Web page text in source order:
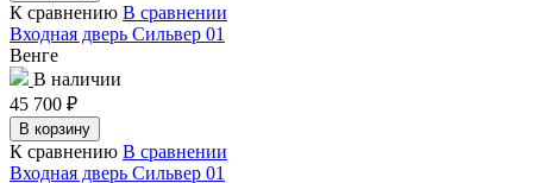
К сравнению В сравнении
Входная дверь Сильвер 01
Венге
В наличии
45 700 ₽
В корзину
К сравнению В сравнении
Входная дверь Сильвер 01